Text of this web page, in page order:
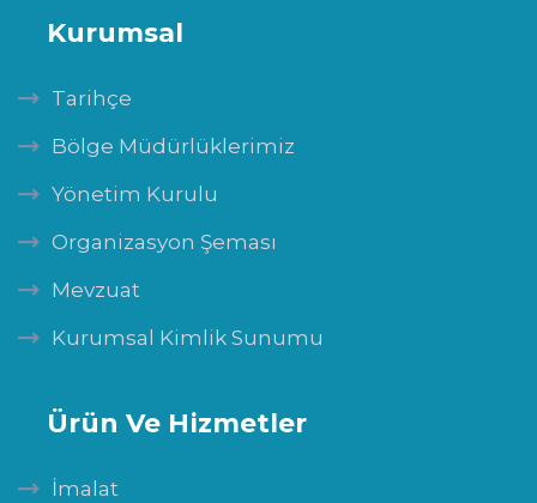
Kurumsal
Tarihçe
Bölge Müdürlüklerimiz
Yönetim Kurulu
Organizasyon Şeması
Mevzuat
Kurumsal Kimlik Sunumu
Ürün Ve Hizmetler
İmalat